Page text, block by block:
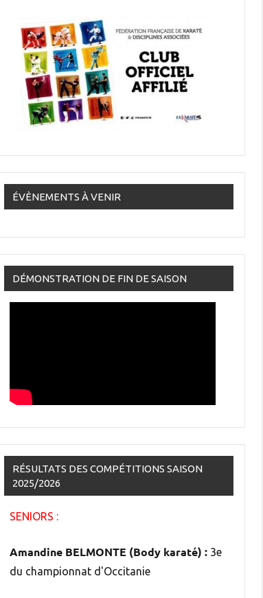
ÉVÈNEMENTS À VENIR
DÉMONSTRATION DE FIN DE SAISON
RÉSULTATS DES COMPÉTITIONS SAISON
2025/2026
SENIORS :
Amandine BELMONTE (Body karaté) : 3e
du championnat d'Occitanie